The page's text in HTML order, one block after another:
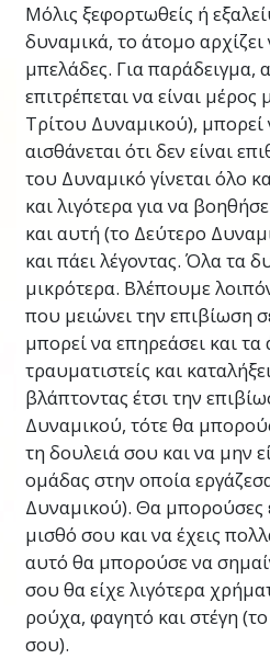
Μόλις ξεφορτωθείς ή
δυναμικά, το άτομο αρχίζει
μπελάδες. Για παράδειγμα,
επιτρέπεται να είναι
Τρίτου Δυναμικού), μπορεί
αισθάνεται ότι δεν είναι
του Δυναμικό γίνεται όλο
και λιγότερα για να
και αυτή (το Δεύτερο
και πάει λέγοντας. Όλα τα
μικρότερα. Βλέπουμε
που μειώνει την επιβίωση
μπορεί να επηρεάσει και
τραυματιστείς και
βλάπτοντας έτσι την
Δυναμικού, τότε θα
τη δουλειά σου και να μην
ομάδας στην οποία
Δυναμικού). Θα μπορούσες
μισθό σου και να έχεις
αυτό θα μπορούσε να
σου θα είχε λιγότερα
ρούχα, φαγητό και στέγη
σου).